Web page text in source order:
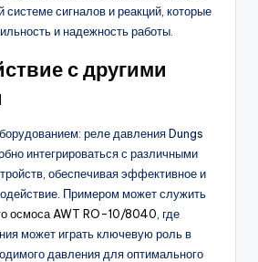
системе сигналов и реакций, которые
и надежность работы.
с другими
реле давления Dungs
интегрироваться с различными
обеспечивая эффективное и
Примером может служить
осмоса AWT RO-10/8040 , где
может играть ключевую роль в
давления для оптимального